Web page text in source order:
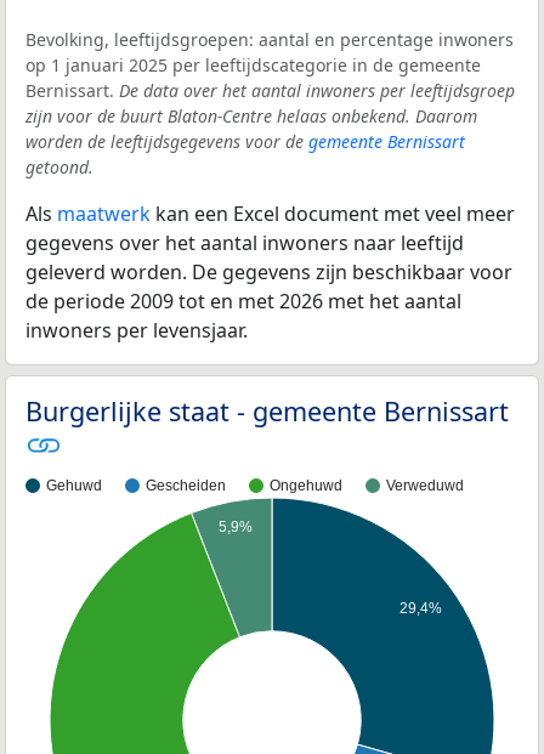
Bevolking, leeftijdsgroepen: aantal en percentage inwoners
op 1 januari 2025 per leeftijdscategorie in de gemeente
Bernissart. De data over het aantal inwoners per leeftijdsgroep
zijn voor de buurt Blaton-Centre helaas onbekend. Daarom
worden de leeftijdsgegevens voor de gemeente Bernissart
getoond.
Als maatwerk kan een Excel document met veel meer
gegevens over het aantal inwoners naar leeftijd
geleverd worden. De gegevens zijn beschikbaar voor
de periode 2009 tot en met 2026 met het aantal
inwoners per levensjaar.
Burgerlijke staat - gemeente Bernissart
Gehuwd Gescheiden Ongehuwd Verweduwd
29,4%
5,9%